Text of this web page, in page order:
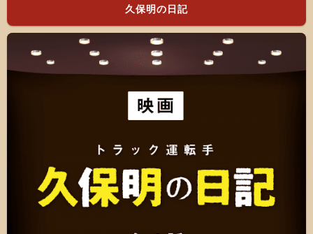
久保明の日記